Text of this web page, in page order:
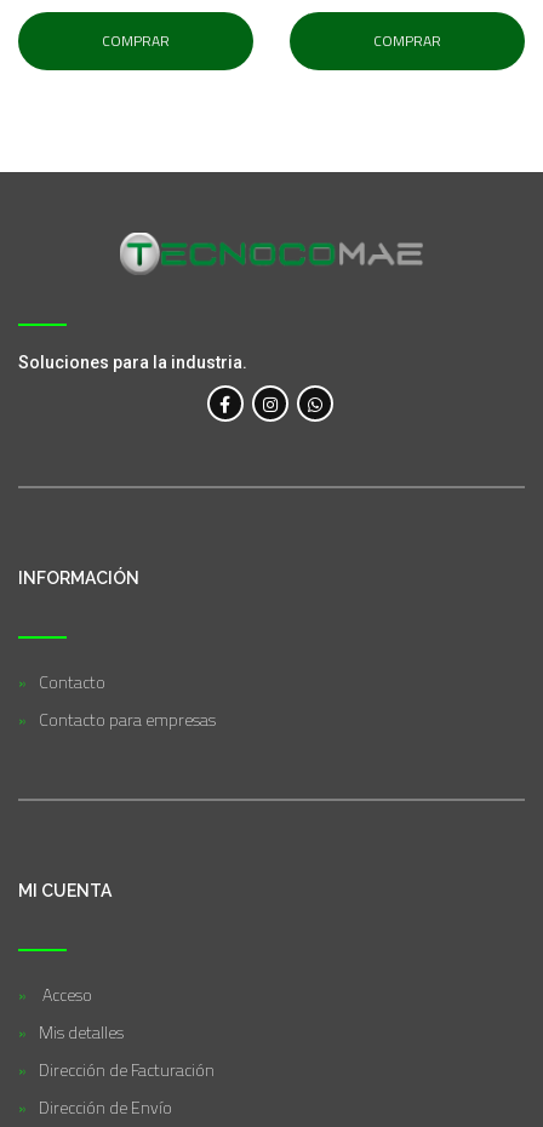
COMPRAR COMPRAR
Soluciones para la industria.
INFORMACIÓN
Contacto
Contacto para empresas
MI CUENTA
Acceso
Mis detalles
Dirección de Facturación
Dirección de Envío